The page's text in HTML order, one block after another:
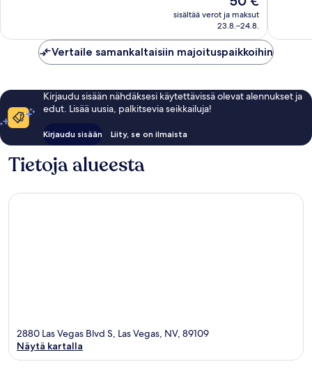
50 €
sisältää verot ja maksut
23.8.–24.8.
Vertaile samankaltaisiin majoituspaikkoihin
Kirjaudu sisään nähdäksesi käytettävissä olevat alennukset ja
edut. Lisää uusia, palkitsevia seikkailuja!
Kirjaudu sisään Liity, se on ilmaista
Tietoja alueesta
2880 Las Vegas Blvd S, Las Vegas, NV, 89109
Näytä kartalla